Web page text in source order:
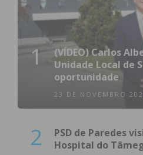
1
(VÍDEO) Carlos
Unidade Local de
oportunidade
23 DE NOVEMBRO
2
PSD de Paredes
Hospital do